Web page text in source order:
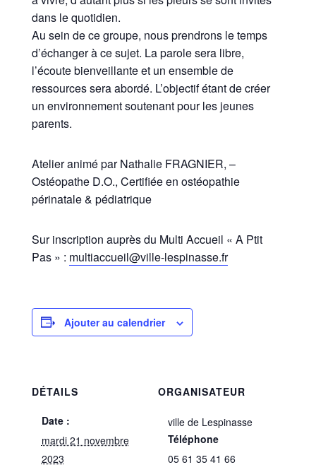
dans le quotidien.
Au sein de ce groupe, nous prendrons le temps
d’échanger à ce sujet. La parole sera libre,
l’écoute bienveillante et un ensemble de
ressources sera abordé. L’objectif étant de créer
un environnement soutenant pour les jeunes
parents.
Atelier animé par Nathalie FRAGNIER, –
Ostéopathe D.O., Certifiée en ostéopathie
périnatale & pédiatrique
Sur inscription auprès du Multi Accueil « A Ptit
Pas » : multiaccueil@ville-lespinasse.fr
Ajouter au calendrier
DÉTAILS
Date :
mardi 21 novembre
2023
ORGANISATEUR
ville de Lespinasse
Téléphone
05 61 35 41 66